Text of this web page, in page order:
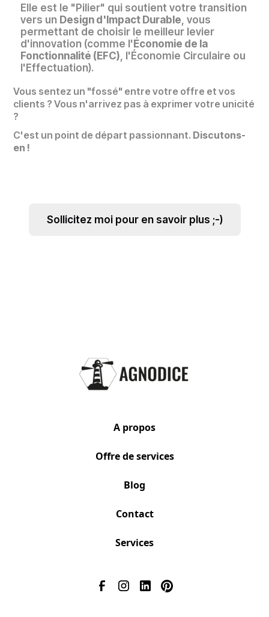
Elle est le "Pilier" qui soutient votre transition
vers un Design d'Impact Durable , vous
permettant de choisir le meilleur levier
d'innovation (comme l'Économie de la
Fonctionnalité (EFC) , l'Économie Circulaire ou
l'Effectuation).
Vous sentez un "fossé" entre votre offre et vos
clients ? Vous n'arrivez pas à exprimer votre unicité
?
C'est un point de départ passionnant. Discutons-
en !
Sollicitez moi pour en savoir plus ;-)
A propos
Offre de services
Blog
Contact
Services